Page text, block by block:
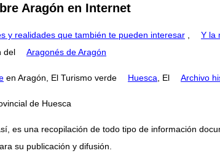
Aragón en Internet
y realidades que también te pueden interesar ,
Y la
del
Aragonés de Aragón
en Aragón, El Turismo verde Huesca, El Archivo
de Huesca
es una recopilación de todo tipo de información
su publicación y difusión.